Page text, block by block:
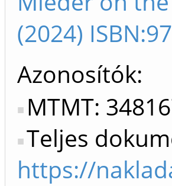
(2024)
Azonosítók
MTMT:
Teljes
https://